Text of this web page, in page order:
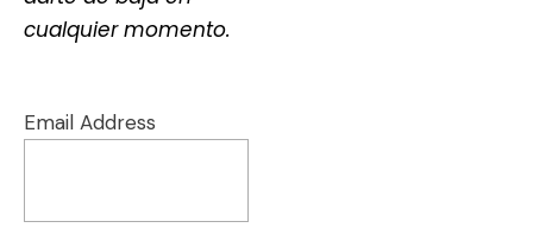
cualquier momento.
Email Address